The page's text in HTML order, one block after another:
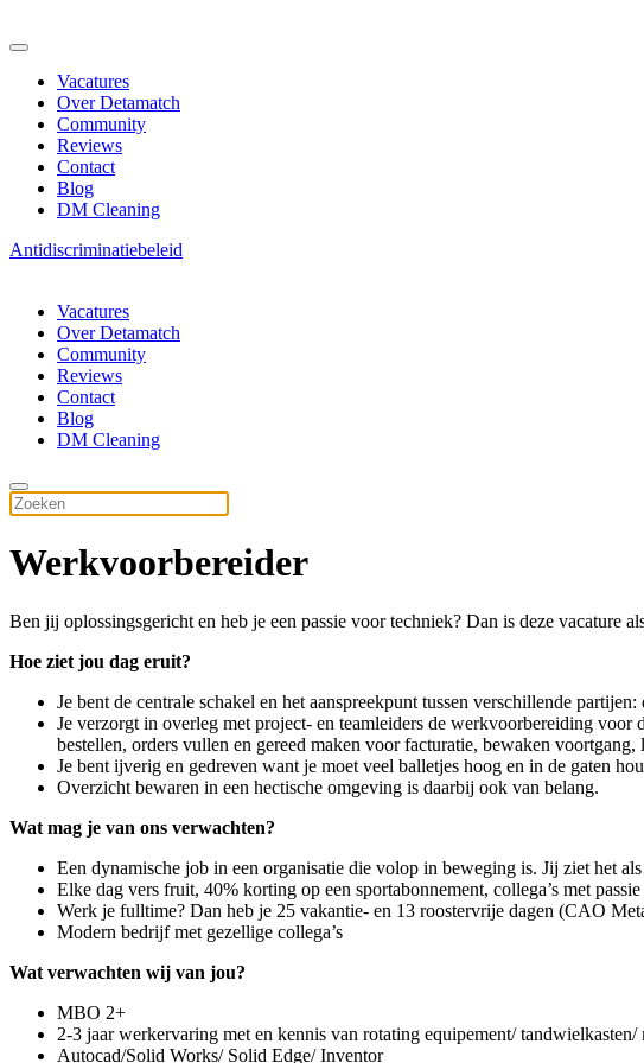
Vacatures
Over Detamatch
Community
Reviews
Contact
Blog
DM Cleaning
Antidiscriminatiebeleid
Vacatures
Over Detamatch
Community
Reviews
Contact
Blog
DM Cleaning
Werkvoorbereider
Ben jij oplossingsgericht en heb je een passie voor techniek? Dan is deze
Hoe ziet jou dag eruit?
Je bent de centrale schakel en het aanspreekpunt tussen verschillende
Je verzorgt in overleg met project- en teamleiders de werkvoorbereiding voor
bestellen, orders vullen en gereed maken voor facturatie, bewaken
Je bent ijverig en gedreven want je moet veel balletjes hoog en in de gaten
Overzicht bewaren in een hectische omgeving is daarbij ook van belang.
Wat mag je van ons verwachten?
Een dynamische job in een organisatie die volop in beweging is. Jij ziet het
Elke dag vers fruit, 40% korting op een sportabonnement, collega’s met
Werk je fulltime? Dan heb je 25 vakantie- en 13 roostervrije dagen (CAO
Modern bedrijf met gezellige collega’s
Wat verwachten wij van jou?
MBO 2+
2-3 jaar werkervaring met en kennis van rotating equipement/ tandwielkasten/
Autocad/Solid Works/ Solid Edge/ Inventor